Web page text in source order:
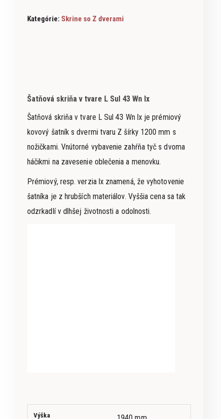
Kategórie: Skrine so Z dverami
Šatňová skriňa v tvare L Sul 43 Wn lx
Šatňová skriňa v tvare L Sul 43 Wn lx je prémiový
kovový šatník s dvermi tvaru Z šírky 1200 mm s
nožičkami. Vnútorné vybavenie zahŕňa tyč s dvoma
háčikmi na zavesenie oblečenia a menovku.
Prémiový, resp. verzia lx znamená, že vyhotovenie
šatníka je z hrubších materiálov. Vyššia cena sa tak
odzrkadlí v dlhšej životnosti a odolnosti.
Výška